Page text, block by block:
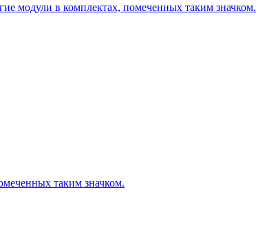
модули в комплектах, помеченных таким значком.
таким значком.